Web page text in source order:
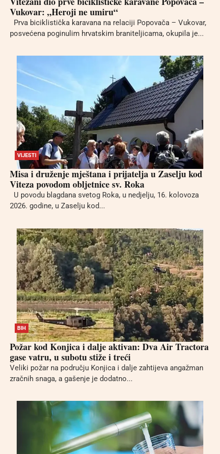
Vukovar: „Heroji ne umiru“
Prva biciklistička karavana na relaciji Popovača – Vukovar,
posvećena poginulim hrvatskim braniteljicama, okupila je...
VIJESTI
Misa i druženje mještana i prijatelja u Zaselju kod
Viteza povodom obljetnice sv. Roka
U povodu blagdana svetog Roka, u nedjelju, 16. kolovoza
2026. godine, u Zaselju kod...
BIH
Požar kod Konjica i dalje aktivan: Dva Air Tractora
gase vatru, u subotu stiže i treći
Veliki požar na području Konjica i dalje zahtijeva angažman
zračnih snaga, a gašenje je dodatno...